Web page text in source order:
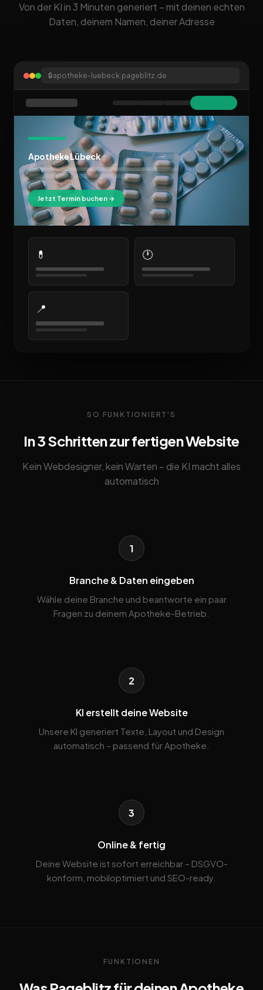
Von der KI in 3 Minuten generiert – mit deinen echten
Daten, deinem Namen, deiner Adresse
🔒apotheke-luebeck.pageblitz.de
Apotheke Lübeck
Jetzt Termin buchen →
💊 🕐
📍
SO FUNKTIONIERT'S
In 3 Schritten zur fertigen Website
Kein Webdesigner, kein Warten – die KI macht alles
automatisch
1
Branche & Daten eingeben
Wähle deine Branche und beantworte ein paar
Fragen zu deinem Apotheke-Betrieb.
2
KI erstellt deine Website
Unsere KI generiert Texte, Layout und Design
automatisch – passend für Apotheke.
3
Online & fertig
Deine Website ist sofort erreichbar – DSGVO-
konform, mobiloptimiert und SEO-ready.
FUNKTIONEN